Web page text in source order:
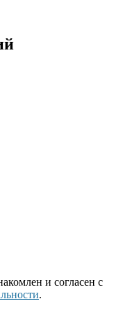
и согласен с
.